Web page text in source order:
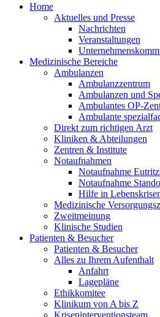
Home
Aktuelles und Presse
Nachrichten
Veranstaltungen
Medizinische Bereiche
Ambulanzen
Ambulanzzentrum
Ambulanzen und
Ambulantes OP-
Ambulante
Direkt zum richtigen Arzt
Kliniken & Abteilungen
Zentren & Institute
Notaufnahmen
Notaufnahme
Notaufnahme
Hilfe in
Medizinische
Zweitmeinung
Klinische Studien
Patienten & Besucher
Patienten & Besucher
Alles zu Ihrem Aufenthalt
Anfahrt
Lagepläne
Ethikkomitee
Klinikum von A bis Z
Kriseninterventionsteam